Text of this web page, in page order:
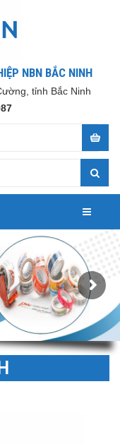
NBN BẮC NINH
tỉnh Bắc Ninh